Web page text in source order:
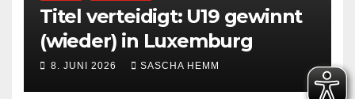
Titel verteidigt: U19 gewinnt
(wieder) in Luxemburg
8. JUNI 2026 SASCHA HEMM